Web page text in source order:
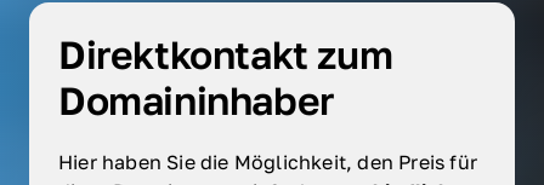
Direktkontakt zum
Domaininhaber
Hier haben Sie die Möglichkeit, den Preis für